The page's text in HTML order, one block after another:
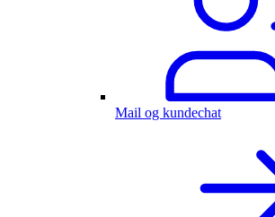
Mail og kundechat